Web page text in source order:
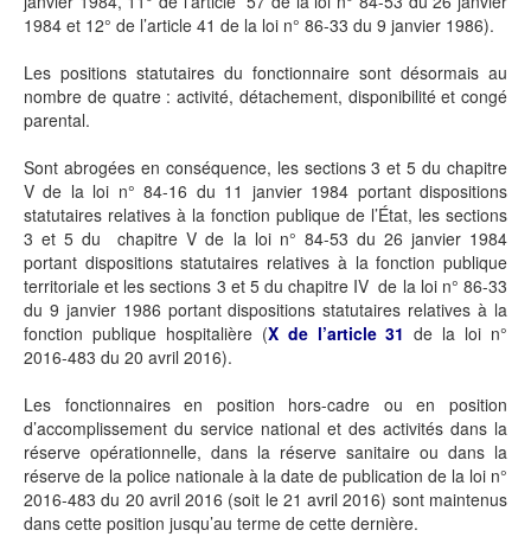
1984 et 12° de l’article 41 de la loi n° 86-33 du 9 janvier 1986).
Les positions statutaires du fonctionnaire sont désormais au
nombre de quatre : activité, détachement, disponibilité et congé
parental.
Sont abrogées en conséquence, les sections 3 et 5 du chapitre
V de la loi n° 84-16 du 11 janvier 1984 portant dispositions
statutaires relatives à la fonction publique de l’État, les sections
3 et 5 du chapitre V de la loi n° 84-53 du 26 janvier 1984
portant dispositions statutaires relatives à la fonction publique
territoriale et les sections 3 et 5 du chapitre IV de la loi n° 86-33
du 9 janvier 1986 portant dispositions statutaires relatives à la
fonction publique hospitalière (X de l’article 31 de la loi n°
2016-483 du 20 avril 2016).
Les fonctionnaires en position hors-cadre ou en position
d’accomplissement du service national et des activités dans la
réserve opérationnelle, dans la réserve sanitaire ou dans la
réserve de la police nationale à la date de publication de la loi n°
2016-483 du 20 avril 2016 (soit le 21 avril 2016) sont maintenus
dans cette position jusqu’au terme de cette dernière.